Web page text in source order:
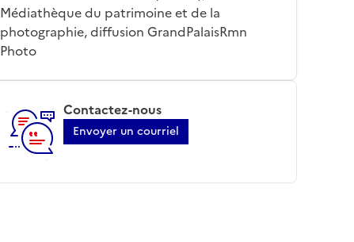
Médiathèque du patrimoine et de la
photographie, diffusion GrandPalaisRmn
Photo
Contactez-nous
Envoyer un courriel